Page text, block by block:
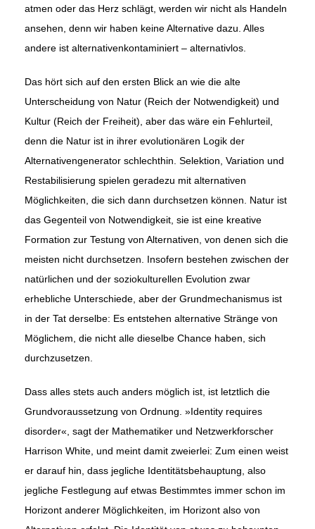
atmen oder das Herz schlägt, werden wir nicht als Handeln
ansehen, denn wir haben keine Alternative dazu. Alles
andere ist alternativenkontaminiert – alternativlos.
Das hört sich auf den ersten Blick an wie die alte
Unterscheidung von Natur (Reich der Notwendigkeit) und
Kultur (Reich der Freiheit), aber das wäre ein Fehlurteil,
denn die Natur ist in ihrer evolutionären Logik der
Alternativengenerator schlechthin. Selektion, Variation und
Restabilisierung spielen geradezu mit alternativen
Möglichkeiten, die sich dann durchsetzen können. Natur ist
das Gegenteil von Notwendigkeit, sie ist eine kreative
Formation zur Testung von Alternativen, von denen sich die
meisten nicht durchsetzen. Insofern bestehen zwischen der
natürlichen und der soziokulturellen Evolution zwar
erhebliche Unterschiede, aber der Grundmechanismus ist
in der Tat derselbe: Es entstehen alternative Stränge von
Möglichem, die nicht alle dieselbe Chance haben, sich
durchzusetzen.
Dass alles stets auch anders möglich ist, ist letztlich die
Grundvoraussetzung von Ordnung. »Identity requires
disorder«, sagt der Mathematiker und Netzwerkforscher
Harrison White, und meint damit zweierlei: Zum einen weist
er darauf hin, dass jegliche Identitätsbehauptung, also
jegliche Festlegung auf etwas Bestimmtes immer schon im
Horizont anderer Möglichkeiten, im Horizont also von